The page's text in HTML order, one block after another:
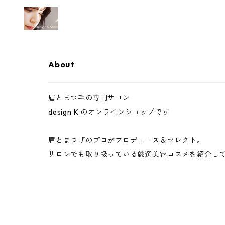
About
眉とまつ毛の専門サロン
design K のオンラインショップです
眉とまつげのプロがプロデュース＆セレクト。
サロンでも取り扱っている厳選美容コスメを紹介して